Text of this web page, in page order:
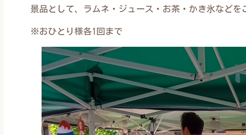
景品として、ラムネ・ジュース・お茶・かき氷などを
※おひとり様各1回まで